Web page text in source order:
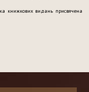
книжкових видань присвячена